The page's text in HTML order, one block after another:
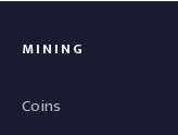
MINING
Coins